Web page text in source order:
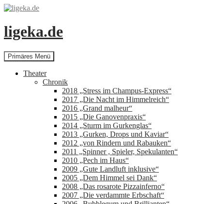
Zum
springen
ligeka.de
Suchen
Primäres Menü
Theater
Chronik
2018 „Stress im Champus-Express“
2017 „Die Nacht im Himmelreich“
2016 „Grand malheur“
2015 „Die Ganovenpraxis“
2014 „Sturm im Gurkenglas“
2013 „Gurken, Drops und Kaviar“
2012 „von Rindern und Rabauken“
2011 „Spinner , Spieler, Spekulanten“
2010 „Pech im Haus“
2009 „Gute Landluft inklusive“
2005 „Dem Himmel sei Dank“
2008 „Das rosarote Pizzainferno“
2007 „Die verdammte Erbschaft“